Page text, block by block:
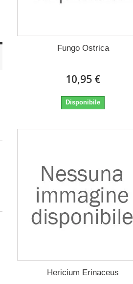
Fungo Ostrica
10,95 €
Disponibile
Hericium Erinaceus